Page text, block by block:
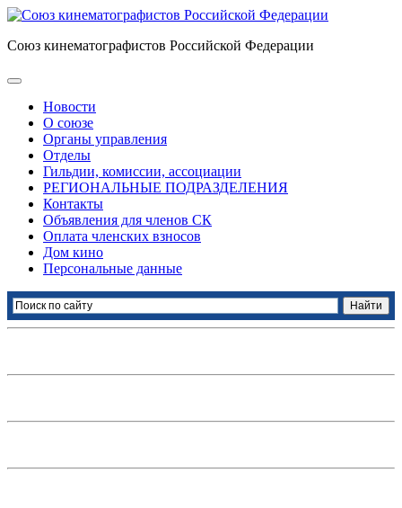
Союз кинематографистов Российской Федерации
Новости
О союзе
Органы управления
Отделы
Гильдии, комиссии, ассоциации
РЕГИОНАЛЬНЫЕ ПОДРАЗДЕЛЕНИЯ
Контакты
Объявления для членов СК
Оплата членских взносов
Дом кино
Персональные данные